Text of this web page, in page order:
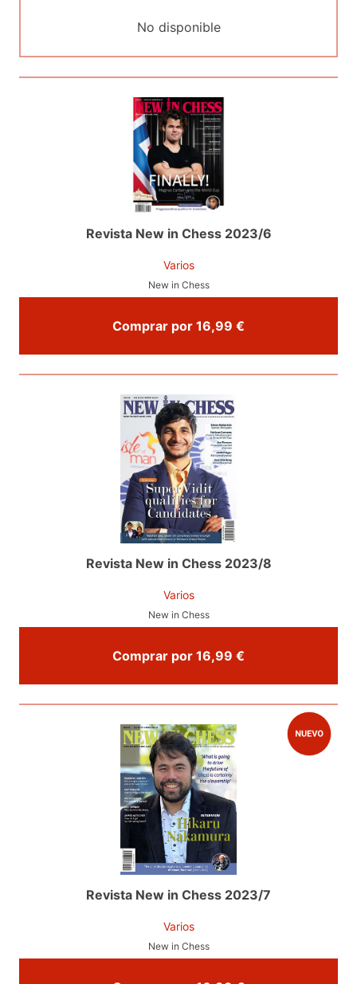
No disponible
Revista New in Chess 2023/6
Varios
New in Chess
Comprar por 16,99 €
Revista New in Chess 2023/8
Varios
New in Chess
Comprar por 16,99 €
Revista New in Chess 2023/7
Varios
New in Chess